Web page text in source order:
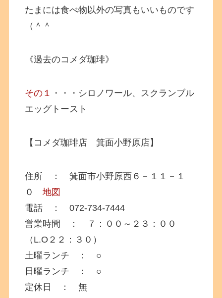
たまには食べ物以外の写真もいいものです
（＾＾
《過去のコメダ珈琲》
その１ ・・・シロノワール、スクランブル
エッグトースト
【コメダ珈琲店 箕面小野原店】
住所 ： 箕面市小野原西６－１１－１
０地図
電話 ： 072-734-7444
営業時間 ： ７：００～２３：００
（L.O２２：３０）
土曜ランチ ： ○
日曜ランチ ： ○
定休日 ： 無